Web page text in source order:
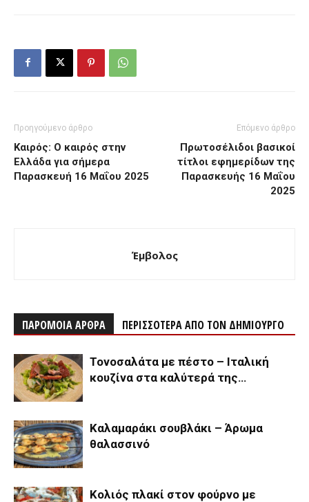
Προηγούμενο άρθρο
Καιρός: Ο καιρός στην
Ελλάδα για σήμερα
Παρασκευή 16 Μαΐου 2025
Επόμενο άρθρο
Πρωτοσέλιδοι βασικοί
τίτλοι εφημερίδων της
Παρασκευής 16 Μαΐου
2025
Έμβολος
ΠΑΡΟΜΟΙΑ ΑΡΘΡΑ ΠΕΡΙΣΣΟΤΕΡΑ ΑΠΟ ΤΟΝ ΔΗΜΙΟΥΡΓΟ
Τονοσαλάτα με πέστο – Ιταλική
κουζίνα στα καλύτερά της…
Καλαμαράκι σουβλάκι – Άρωμα
θαλασσινό
Κολιός πλακί στον φούρνο με